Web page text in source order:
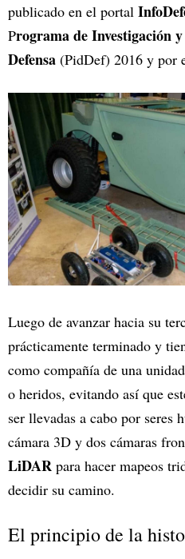
publicado en el portal
Programa de Investigación
Defensa (PidDef) 2016 y por
Luego de avanzar hacia su
prácticamente terminado y
como compañía de una
o heridos, evitando así que
ser llevadas a cabo por seres
cámara 3D y dos cámaras
LiDAR para hacer mapeos
decidir su camino.
El principio de la